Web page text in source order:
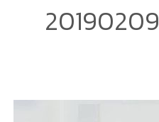
20190209